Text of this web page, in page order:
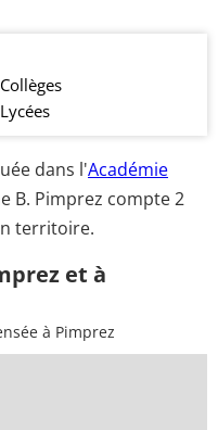
Collèges
Lycées
dans l'Académie
B. Pimprez compte 2
territoire.
et à
à Pimprez